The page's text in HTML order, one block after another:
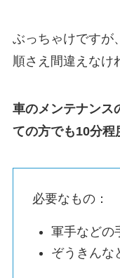
ぶっちゃけですが
順さえ間違えなけ
車のメンテナンス
ての方でも10分程
必要なもの：
軍手などの
ぞうきんな